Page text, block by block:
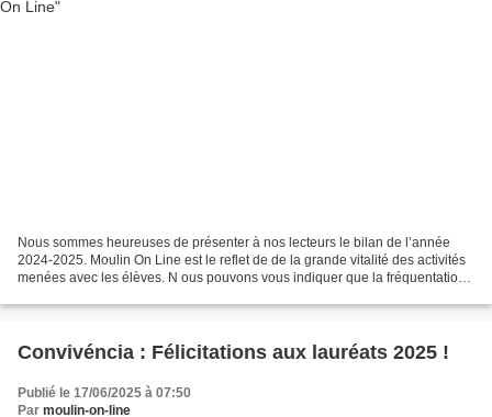
Nous sommes heureuses de présenter à nos lecteurs le bilan de l’année
2024-2025. Moulin On Line est le reflet de de la grande vitalité des activités
menées avec les élèves. N ous pouvons vous indiquer que la fréquentation
Convivéncia : Félicitations aux lauréats 2025 !
Publié le 17/06/2025 à 07:50
Par moulin-on-line